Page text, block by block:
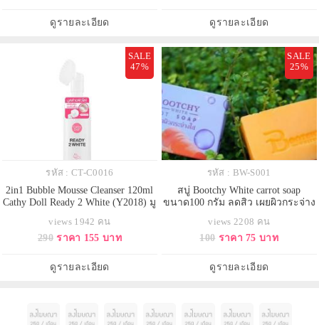
ดูรายละเอียด ดูรายละเอียด
SALE
47%
รหัส : CT-C0016
2in1 Bubble Mousse Cleanser 120ml
Cathy Doll Ready 2 White (Y2018) มู
สะอาดใส ทลายเครื่องสำอาง
views 1942 คน
290 ราคา 155 บาท
ดูรายละเอียด
SALE
25%
รหัส : BW-S001
สบู่ Bootchy White carrot soap
ขนาด100 กรัม ลดสิว เผยผิวกระจ่าง
สกัดจากหัวแครอทช่วยกระตุ้น การ
ผลัดเซลล์ผิวที่หมองคล้ำ ให้ขาว
views 2208 คน
100 ราคา 75 บาท
ดูรายละเอียด